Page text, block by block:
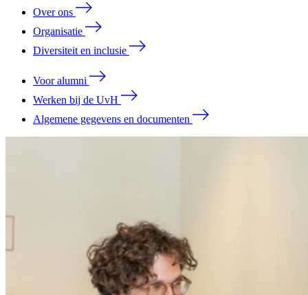
Over ons
Organisatie
Diversiteit en inclusie
Voor alumni
Werken bij de UvH
Algemene gegevens en documenten